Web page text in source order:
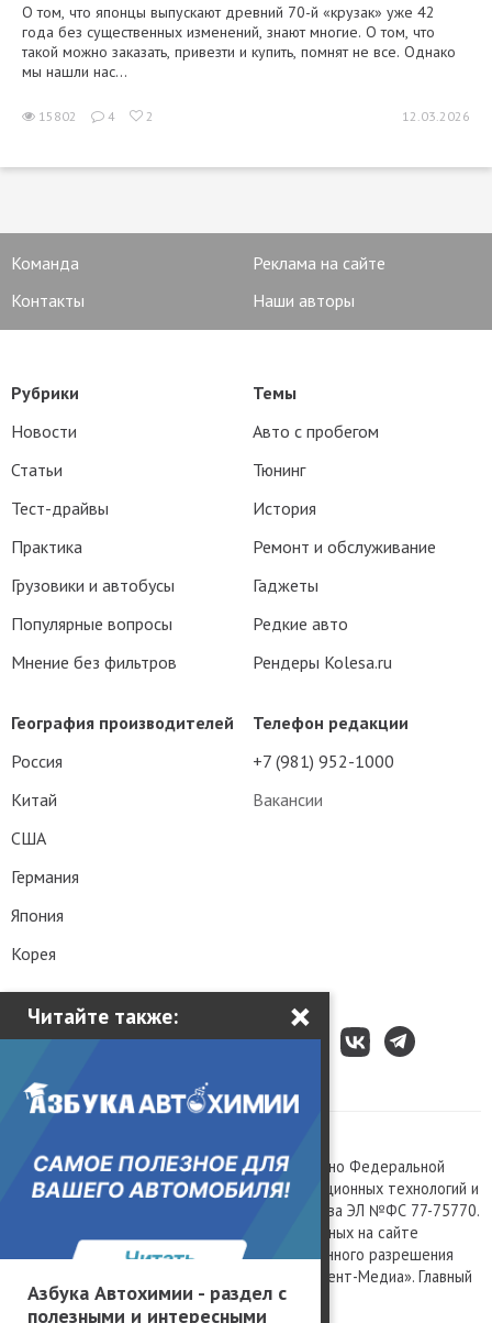
Читайте также: ×
Азбука Автохимии - раздел с
полезными и интересными
О том, что японцы выпускают древний 70-й «крузак» уже 42
года без существенных изменений, знают многие. О том, что
такой можно заказать, привезти и купить, помнят не все. Однако
мы нашли нас...
15802 4 2 12.03.2026
Команда
Реклама на сайте
Контакты
Наши авторы
Телефон редакции
+7 (981) 952-1000
Вакансии
Рубрики
Новости
Статьи
Тест-драйвы
Практика
Грузовики и автобусы
Популярные вопросы
Мнение без фильтров
Темы
Авто с пробегом
Тюнинг
История
Ремонт и обслуживание
Гаджеты
Редкие авто
Рендеры Kolesa.ru
География производителей
Россия
Китай
США
Германия
Япония
Корея
Сетевое издание «Kolesa.ru», зарегистрировано Федеральной
службой по надзору в сфере связи, информационных технологий и
массовых коммуникаций, номер свидетельства ЭЛ №ФС 77-75770.
Любое использование материалов, размещенных на сайте
www.kolesa.ru, допускается только с письменного разрешения
правообладателя. Учредитель ООО «Президент-Медиа». Главный
редактор Баландин М.А. 0+